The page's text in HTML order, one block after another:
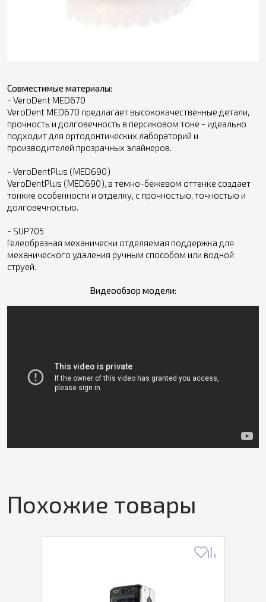
Совместимые материалы:
- VeroDent MED670
VeroDent MED670 предлагает высококачественные детали,
прочность и долговечность в персиковом тоне - идеально
подходит для ортодонтических лабораторий и
производителей прозрачных элайнеров.
- VeroDentPlus (MED690)
VeroDentPlus (MED690), в темно-бежевом оттенке создает
тонкие особенности и отделку, с прочностью, точностью и
долговечностью.
- SUP705
Гелеобразная механически отделяемая поддержка для
механического удаления ручным способом или водной
струей.
Видеообзор модели:
Похожие товары